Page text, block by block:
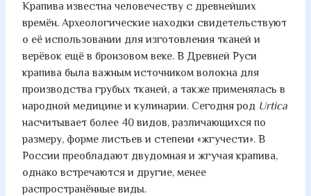
Крапива известна человечеству с древнейших
времён. Археологические находки свидетельствуют
о её использовании для изготовления тканей и
верёвок ещё в бронзовом веке. В Древней Руси
крапива была важным источником волокна для
производства грубых тканей, а также применялась в
народной медицине и кулинарии. Сегодня род Urtica
насчитывает более 40 видов, различающихся по
размеру, форме листьев и степени «жгучести». В
России преобладают двудомная и жгучая крапива,
однако встречаются и другие, менее
распространённые виды.